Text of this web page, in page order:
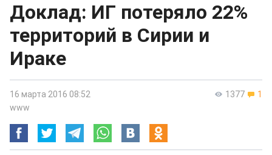
Доклад: ИГ потеряло 22%
территорий в Сирии и
Ираке
1377 1
16 марта 2016 08:52
www